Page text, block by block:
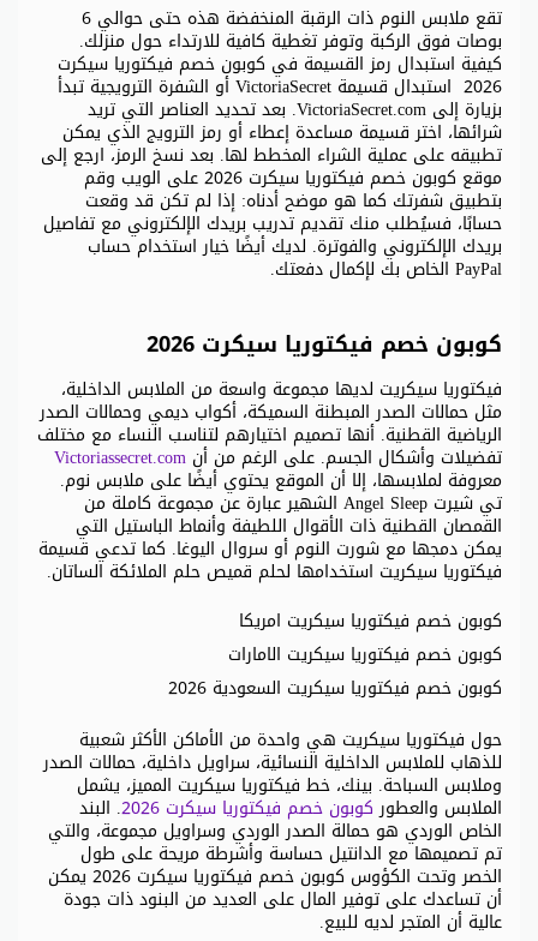
حول فيكتوريا سيكريت هي واحدة من الأماكن الأكثر شعبية
للذهاب للملابس الداخلية النسائية، سراويل داخلية، حمالات الصدر
وملابس السباحة. بينك، خط فيكتوريا سيكريت المميز، يشمل
الملابس والعطوركوبون خصم فيكتوريا سيكرت 2026 . البند
الخاص الوردي هو حمالة الصدر الوردي وسراويل مجموعة، والتي
تم تصميمها مع الدانتيل حساسة وأشرطة مريحة على طول
الخصر وتحت الكؤوس كوبون خصم فيكتوريا سيكرت 2026 يمكن
أن تساعدك على توفير المال على العديد من البنود ذات جودة
عالية أن المتجر لديه للبيع.
كوبون خصم فيكتوريا سيكريت امريكا
كوبون خصم فيكتوريا سيكريت الامارات
كوبون خصم فيكتوريا سيكريت السعودية 2026
فيكتوريا سيكريت لديها مجموعة واسعة من الملابس الداخلية،
مثل حمالات الصدر المبطنة السميكة، أكواب ديمي وحمالات الصدر
الرياضية القطنية. أنها تصميم اختيارهم لتناسب النساء مع مختلف
تفضيلات وأشكال الجسم. على الرغم من أن Victoriassecret.com
معروفة لملابسها، إلا أن الموقع يحتوي أيضًا على ملابس نوم.
تي شيرت Angel Sleep الشهير عبارة عن مجموعة كاملة من
القمصان القطنية ذات الأقوال اللطيفة وأنماط الباستيل التي
يمكن دمجها مع شورت النوم أو سروال اليوغا. كما تدعي قسيمة
فيكتوريا سيكريت استخدامها لحلم قميص حلم الملائكة الساتان.
كوبون خصم فيكتوريا سيكرت 2026
تقع ملابس النوم ذات الرقبة المنخفضة هذه حتى حوالي 6
بوصات فوق الركبة وتوفر تغطية كافية للارتداء حول منزلك.
كيفية استبدال رمز القسيمة في كوبون خصم فيكتوريا سيكرت
2026 استبدال قسيمة VictoriaSecret أو الشفرة الترويجية تبدأ
بزيارة إلى VictoriaSecret.com. بعد تحديد العناصر التي تريد
شرائها، اختر قسيمة مساعدة إعطاء أو رمز الترويج الذي يمكن
تطبيقه على عملية الشراء المخطط لها. بعد نسخ الرمز، ارجع إلى
موقع كوبون خصم فيكتوريا سيكرت 2026 على الويب وقم
بتطبيق شفرتك كما هو موضح أدناه: إذا لم تكن قد وقعت
حسابًا، فسيُطلب منك تقديم تدريب بريدك الإلكتروني مع تفاصيل
بريدك الإلكتروني والفوترة. لديك أيضًا خيار استخدام حساب
PayPal الخاص بك لإكمال دفعتك.